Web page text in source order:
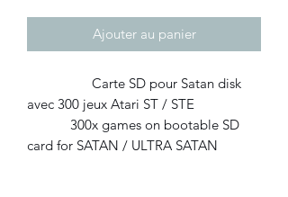
Ajouter au panier
Carte SD pour Satan disk
avec 300 jeux Atari ST / STE
300x games on bootable SD
card for SATAN / ULTRA SATAN